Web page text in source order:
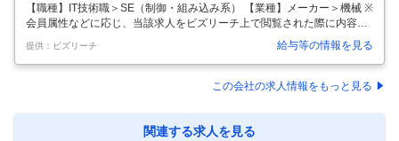
エコノミーに貢献」
【職種】IT技術職＞SE（制御・組み込み系） 【業種】メーカー＞機械 ※
会員属性などに応じ、当該求人をビズリーチ上で閲覧された際に内容が
異なる場合があります ■豊田自動織機について 株式会社豊田自動織機
は、今年100周年を迎えるトヨタグループの源流企業です。売上高約4.3
兆円、従業員数8万人以上、グローバルに事業を展開しています。 事業
領域は「産業用車両」「物流ソリューション」「完成車」「自動車部
数有しています。 特に今回募集をかけておりますトヨタL&Fカンパニー
では、お客様の物流の自動化・省人化をサポートする物流機器・システ
提供：ビズリーチ 給与等の情報を見る
この会社の求人情報をもっと見る
関連する求人を見る